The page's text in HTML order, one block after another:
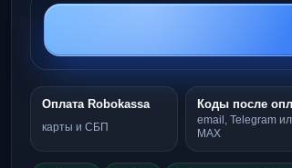
Оплата Robokassa
карты и СБП
Коды после
email, Telegram
MAX